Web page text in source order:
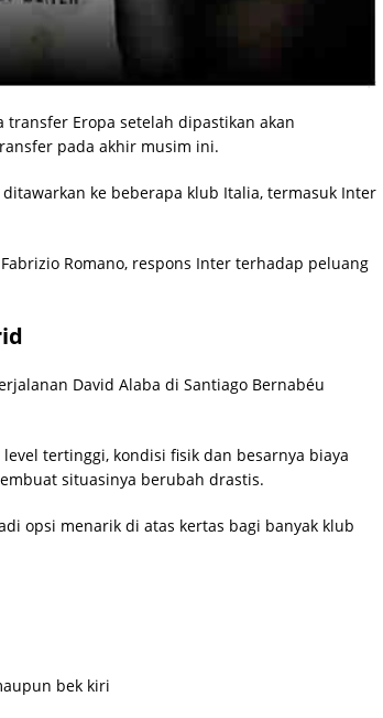
Eropa setelah dipastikan akan
pada akhir musim ini.
ke beberapa klub Italia, termasuk Inter
Romano, respons Inter terhadap peluang
David Alaba di Santiago Bernabéu
tertinggi, kondisi fisik dan besarnya biaya
situasinya berubah drastis.
opsi menarik di atas kertas bagi banyak klub
bek kiri